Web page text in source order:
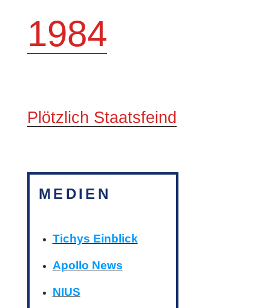
1984
Plötzlich Staatsfeind
MEDIEN
Tichys Einblick
Apollo News
NIUS